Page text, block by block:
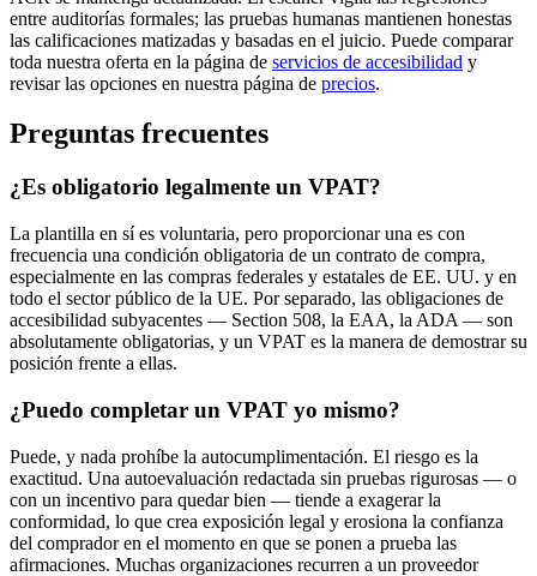
entre auditorías formales; las pruebas humanas mantienen honestas
las calificaciones matizadas y basadas en el juicio. Puede comparar
toda nuestra oferta en la página de servicios de accesibilidad y
revisar las opciones en nuestra página de precios.
Preguntas frecuentes
¿Es obligatorio legalmente un VPAT?
La plantilla en sí es voluntaria, pero proporcionar una es con
frecuencia una condición obligatoria de un contrato de compra,
especialmente en las compras federales y estatales de EE. UU. y en
todo el sector público de la UE. Por separado, las obligaciones de
accesibilidad subyacentes — Section 508, la EAA, la ADA — son
absolutamente obligatorias, y un VPAT es la manera de demostrar su
posición frente a ellas.
¿Puedo completar un VPAT yo mismo?
Puede, y nada prohíbe la autocumplimentación. El riesgo es la
exactitud. Una autoevaluación redactada sin pruebas rigurosas — o
con un incentivo para quedar bien — tiende a exagerar la
conformidad, lo que crea exposición legal y erosiona la confianza
del comprador en el momento en que se ponen a prueba las
afirmaciones. Muchas organizaciones recurren a un proveedor